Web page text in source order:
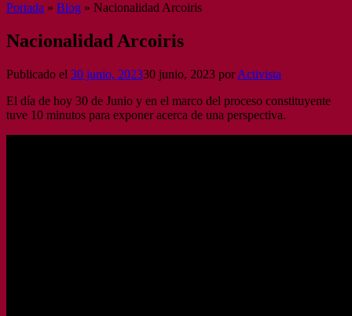
Portada » Blog » Nacionalidad Arcoiris
Nacionalidad Arcoiris
Publicado el 30 junio, 202330 junio, 2023 porActivista
El día de hoy 30 de Junio y en el marco del proceso constituyente
tuve 10 minutos para exponer acerca de una perspectiva.